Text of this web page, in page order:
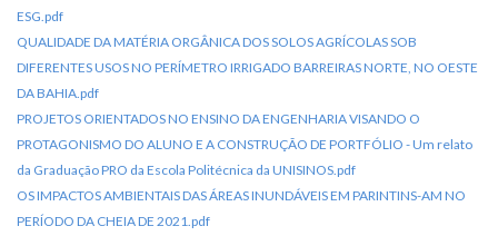
ESG.pdf
QUALIDADE DA MATÉRIA ORGÂNICA DOS SOLOS AGRÍCOLAS SOB
DIFERENTES USOS NO PERÍMETRO IRRIGADO BARREIRAS NORTE, NO OESTE
DA BAHIA.pdf
PROJETOS ORIENTADOS NO ENSINO DA ENGENHARIA VISANDO O
PROTAGONISMO DO ALUNO E A CONSTRUÇÃO DE PORTFÓLIO - Um relato
da Graduação PRO da Escola Politécnica da UNISINOS.pdf
OS IMPACTOS AMBIENTAIS DAS ÁREAS INUNDÁVEIS EM PARINTINS-AM NO
PERÍODO DA CHEIA DE 2021.pdf